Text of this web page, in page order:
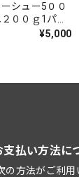
シュー5００
００ｇ1パッ
¥5,000
支払い方法に
の方法がご利用